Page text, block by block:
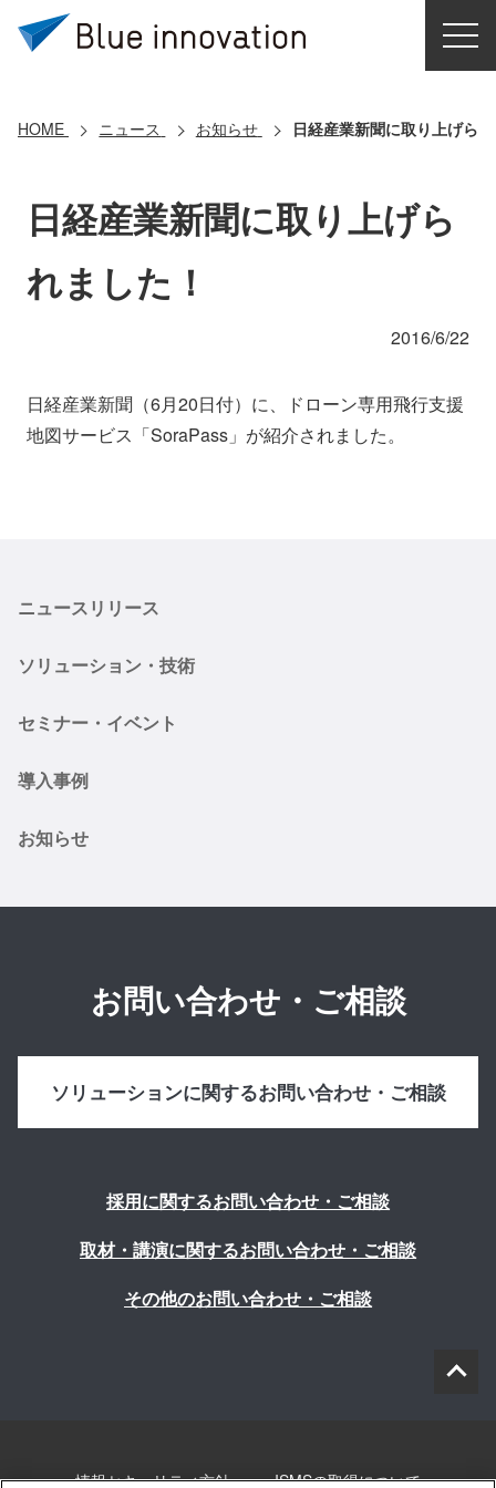
導入事例
コアテクノロジー
お問い合わせ
IR情報
HOME ニュース お知らせ 日経産業新聞に取り上げら
日経産業新聞に取り上げら
れました！
2016/6/22
日経産業新聞（6月20日付）に、ドローン専用飛行支援
地図サービス「SoraPass」が紹介されました。
ニュースリリース
ソリューション・技術
セミナー・イベント
導入事例
お知らせ
お問い合わせ・ご相談
ソリューションに関するお問い合わせ・ご相談
採用に関するお問い合わせ・ご相談
取材・講演に関するお問い合わせ・ご相談
その他のお問い合わせ・ご相談
情報セキュリティ方針 ISMSの取得について